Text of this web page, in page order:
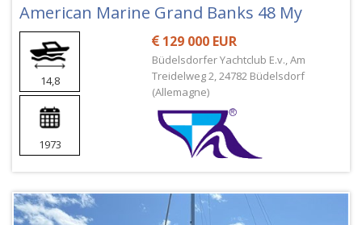
American Marine Grand Banks 48 My
14,8
1973
129 000 EUR
Büdelsdorfer Yachtclub E.v., Am
Treidelweg 2, 24782 Büdelsdorf
(Allemagne)